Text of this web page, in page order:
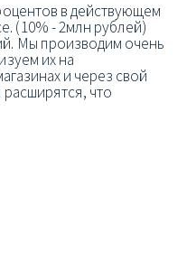
в действующем
(10% - 2млн рублей)
Мы производим очень
их на
и через свой
что